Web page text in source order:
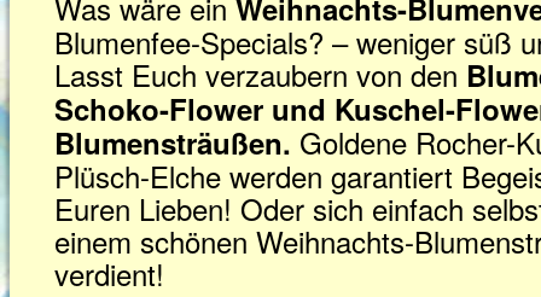
Weihnachts-
Blumenfee-Specials? – weniger süß
Lasst Euch verzaubern von den
Schoko-Flower und Kuschel-
Blumensträußen. Goldene Rocher-
Plüsch-Elche werden garantiert
Euren Lieben! Oder sich einfach
einem schönen Weihnachts-
verdient!